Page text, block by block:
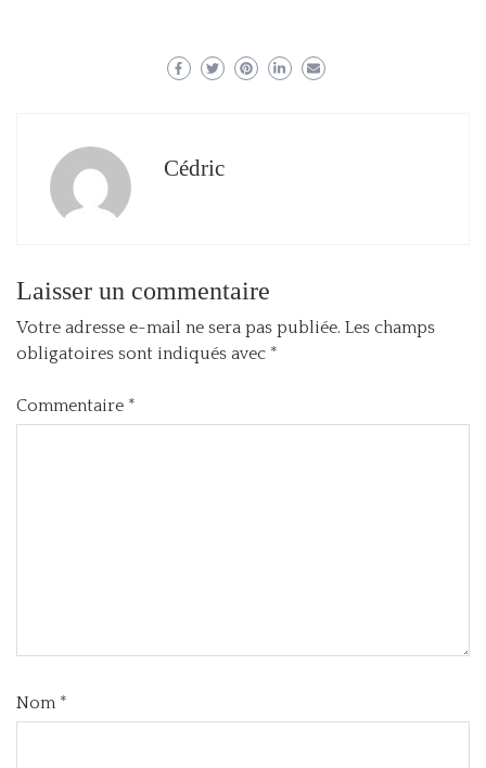
Cédric
Laisser un commentaire
Votre adresse e-mail ne sera pas publiée. Les champs
obligatoires sont indiqués avec *
Commentaire *
Nom *